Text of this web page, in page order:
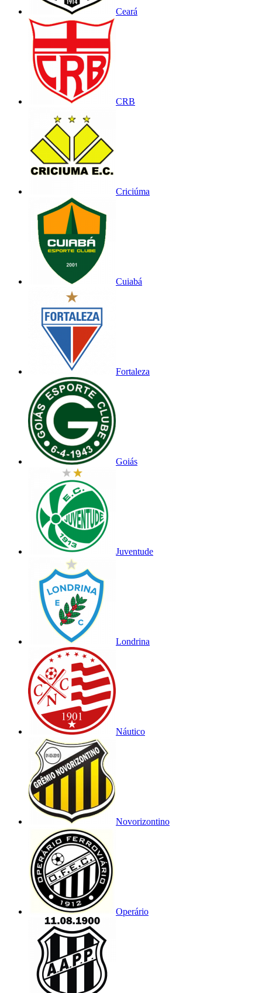
Ceará
CRB
Criciúma
Cuiabá
Fortaleza
Goiás
Juventude
Londrina
Náutico
Novorizontino
Operário